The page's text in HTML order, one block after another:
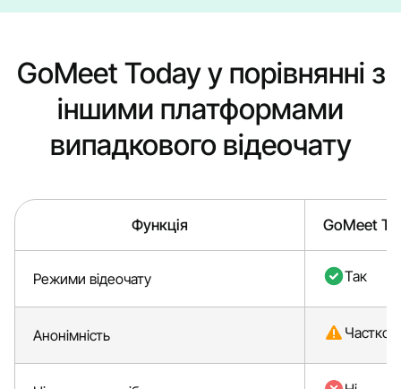
GoMeet Today у порівнянні з
іншими платформами
випадкового відеочату
Функція GoMeet
Режими відеочату Так
Анонімність